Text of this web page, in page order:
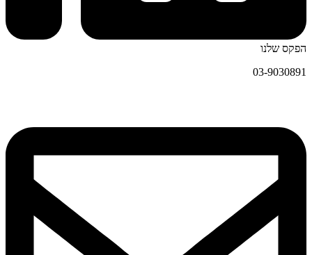
הפקס שלנו
03-9030891